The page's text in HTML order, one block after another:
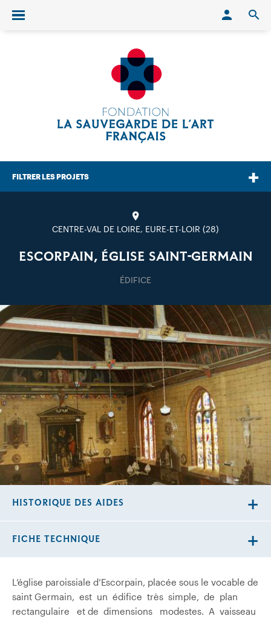
Ouvrir/fermer le menu
FILTRER LES PROJETS
CENTRE-VAL DE LOIRE, EURE-ET-LOIR (28)
ESCORPAIN, ÉGLISE SAINT-GERMAIN
ÉDIFICE
L’église paroissiale d’Escorpain, placée sous le vocable de
saint Germain, est un édifice très simple, de plan
rectangulaire et de dimensions modestes. A vaisseau
HISTORIQUE DES AIDES
FICHE TECHNIQUE